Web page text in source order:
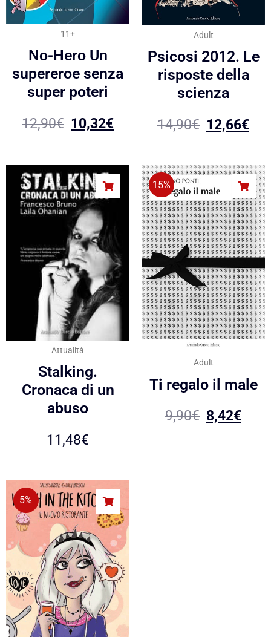
11+
No-Hero Un
supereroe senza
super poteri
12,90€ 10,32€
Adult
Psicosi 2012. Le
risposte della
scienza
14,90€ 12,66€
Attualità
Stalking.
Cronaca di un
abuso
11,48€
15%
Adult
Ti regalo il male
9,90€ 8,42€
5%